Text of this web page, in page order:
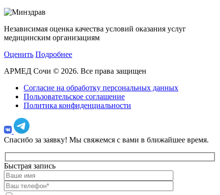
Независимая оценка качества условий оказания услуг
медицинским организациям
Оценить Подробнее
АРМЕД Сочи © 2026. Все права защищен
Согласие на обработку персональных данных
Пользовательское соглашение
Политика конфиденциальности
Спасибо за заявку! Мы свяжемся с вами в ближайшее время.
Быстрая запись